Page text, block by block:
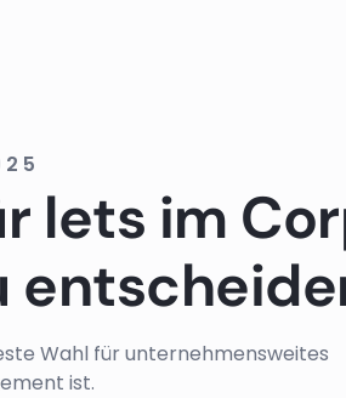
lets im
Wahl für unternehmensweites
ist.